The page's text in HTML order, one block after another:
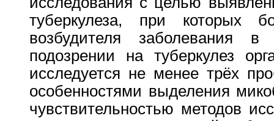
туберкулеза, при которых
возбудителя заболевания
подозрении на туберкулез
исследуется не менее трёх
особенностями выделения
чувствительностью методов